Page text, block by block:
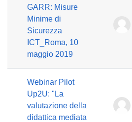
GARR: Misure
Minime di
Sicurezza
ICT_Roma, 10
maggio 2019
Webinar Pilot
Up2U: "La
valutazione della
didattica mediata